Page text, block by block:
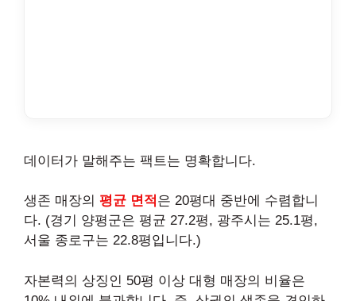
데이터가 말해주는 팩트는 명확합니다.
생존 매장의 평균 면적은 20평대 중반에 수렴합니
다. (경기 양평군은 평균 27.2평, 광주시는 25.1평,
서울 종로구는 22.8평입니다.)
자본력의 상징인 50평 이상 대형 매장의 비율은